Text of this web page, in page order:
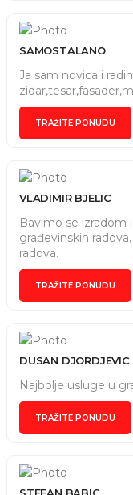
SAMOSTALANO
Ja sam novica i
TRAŽITE PONUDU
VLADIMIR BJELIC
Bavimo se izradom
građevinskih
radova.
TRAŽITE PONUDU
DUSAN DJORDJEVIC
Najbolje usluge u
TRAŽITE PONUDU